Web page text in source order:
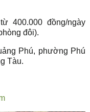
400.000 đồng/ngày
đôi).
Phú, phường Phú
Tàu.